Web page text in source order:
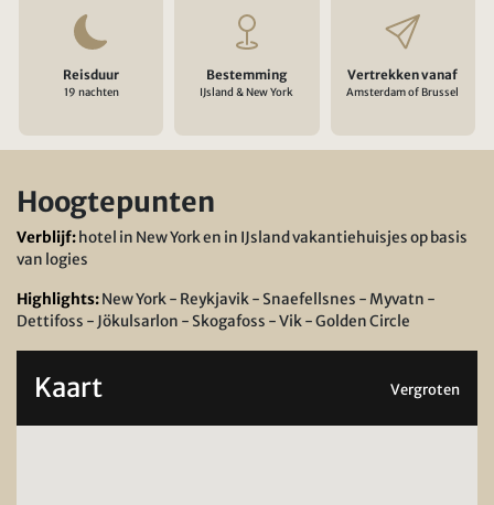
Reisduur
19 nachten
Bestemming
IJsland & New York
Vertrekken vanaf
Amsterdam of Brussel
Hoogtepunten
Verblijf: hotel in New York en in IJsland vakantiehuisjes op basis
van logies
Highlights:New York - Reykjavik - Snaefellsnes - Myvatn -
Dettifoss - Jökulsarlon - Skogafoss - Vik - Golden Circle
Kaart Vergroten